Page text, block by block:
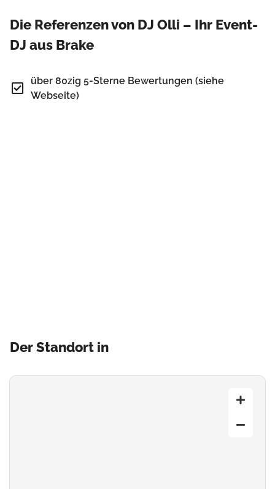
Die Referenzen von DJ Olli – Ihr Event-
DJ aus Brake
über 80zig 5-Sterne Bewertungen (siehe
Webseite)
Der Standort in